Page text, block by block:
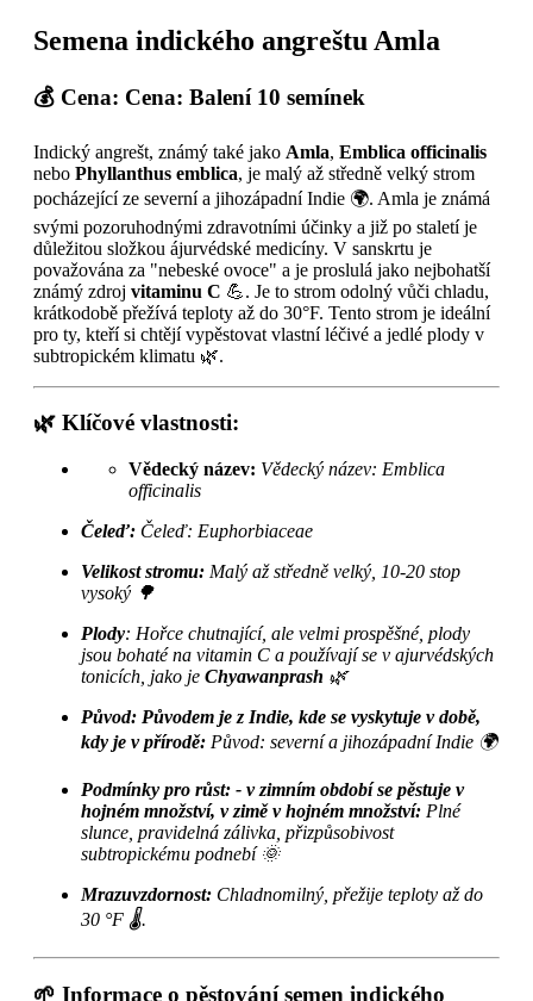
Semena indického angreštu Amla
💰 Cena: Cena: Balení 10 semínek
Indický angrešt, známý také jako Amla, Emblica officinalis
nebo Phyllanthus emblica, je malý až středně velký strom
pocházející ze severní a jihozápadní Indie 🌍. Amla je známá
svými pozoruhodnými zdravotními účinky a již po staletí je
důležitou složkou ájurvédské medicíny. V sanskrtu je
považována za "nebeské ovoce" a je proslulá jako nejbohatší
známý zdroj vitaminu C 💪. Je to strom odolný vůči chladu,
krátkodobě přežívá teploty až do 30°F. Tento strom je ideální
pro ty, kteří si chtějí vypěstovat vlastní léčivé a jedlé plody v
subtropickém klimatu 🌿.
🌿 Klíčové vlastnosti:
Vědecký název: Vědecký název: Emblica
officinalis
Čeleď: Čeleď: Euphorbiaceae
Velikost stromu: Malý až středně velký, 10-20 stop
vysoký 🌳
Plody: Hořce chutnající, ale velmi prospěšné, plody
jsou bohaté na vitamin C a používají se v ajurvédských
tonicích, jako je Chyawanprash 🌿
Původ: Původem je z Indie, kde se vyskytuje v době,
kdy je v přírodě: Původ: severní a jihozápadní Indie 🌍
Podmínky pro růst: - v zimním období se pěstuje v
hojném množství, v zimě v hojném množství: Plné
slunce, pravidelná zálivka, přizpůsobivost
subtropickému podnebí 🌞
Mrazuvzdornost: Chladnomilný, přežije teploty až do
30 °F 🌡️.
🌱 Informace o pěstování semen indického